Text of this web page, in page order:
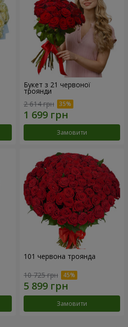
Букет з 21 червоної
троянди
2 614 грн
Замовити
101 червона троянда
10 725 грн
Замовити